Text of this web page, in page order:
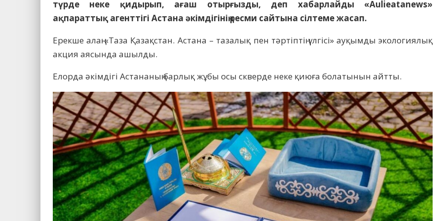
түрде неке қидырып, ағаш отырғызды, деп хабарлайды «Aulieatanews»
ақпараттық агенттігі Астана әкімдігінің ресми сайтына сілтеме жасап.
Ерекше алаң «Таза Қазақстан. Астана – тазалық пен тәртіптің үлгісі» ауқымды экологиялық
акция аясында ашылды.
Елорда әкімдігі Астананың барлық жұбы осы скверде неке қиюға болатынын айтты.